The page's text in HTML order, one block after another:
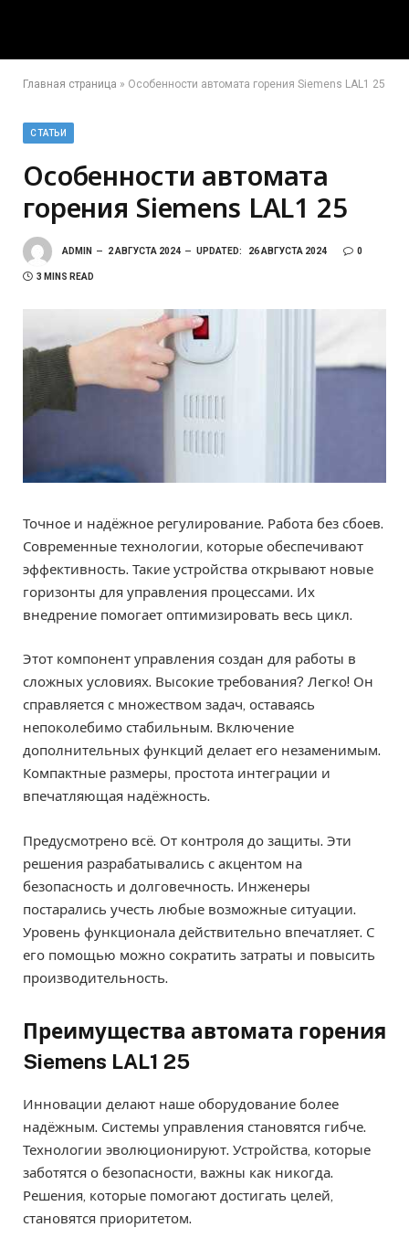
Главная страница » Особенности автомата горения Siemens LAL1 25
СТАТЬИ
Особенности автомата
горения Siemens LAL1 25
ADMIN 2 АВГУСТА 2024 UPDATED: 26 АВГУСТА 2024 0
3 MINS READ
Точное и надёжное регулирование. Работа без сбоев.
Современные технологии, которые обеспечивают
эффективность. Такие устройства открывают новые
горизонты для управления процессами. Их
внедрение помогает оптимизировать весь цикл.
Этот компонент управления создан для работы в
сложных условиях. Высокие требования? Легко! Он
справляется с множеством задач, оставаясь
непоколебимо стабильным. Включение
дополнительных функций делает его незаменимым.
Компактные размеры, простота интеграции и
впечатляющая надёжность.
Предусмотрено всё. От контроля до защиты. Эти
решения разрабатывались с акцентом на
безопасность и долговечность. Инженеры
постарались учесть любые возможные ситуации.
Уровень функционала действительно впечатляет. С
его помощью можно сократить затраты и повысить
производительность.
Преимущества автомата горения
Siemens LAL1 25
Инновации делают наше оборудование более
надёжным. Системы управления становятся гибче.
Технологии эволюционируют. Устройства, которые
заботятся о безопасности, важны как никогда.
Решения, которые помогают достигать целей,
становятся приоритетом.